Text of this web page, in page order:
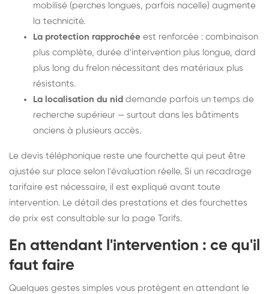
mobilisé (perches longues, parfois nacelle) augmente
la technicité.
La protection rapprochée est renforcée : combinaison
plus complète, durée d'intervention plus longue, dard
plus long du frelon nécessitant des matériaux plus
résistants.
La localisation du nid demande parfois un temps de
recherche supérieur — surtout dans les bâtiments
anciens à plusieurs accès.
Le devis téléphonique reste une fourchette qui peut être
ajustée sur place selon l'évaluation réelle. Si un recadrage
tarifaire est nécessaire, il est expliqué avant toute
intervention. Le détail des prestations et des fourchettes
de prix est consultable sur la page Tarifs.
En attendant l'intervention : ce qu'il
faut faire
Quelques gestes simples vous protègent en attendant le